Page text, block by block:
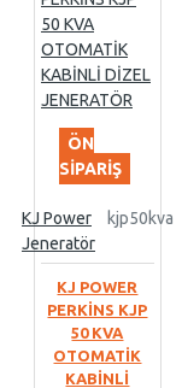
ÖN
SIPARIŞ
KJ Power
Jeneratör
kjp50kva
KJ POWER
PERKİNS KJP
50 KVA
OTOMATİK
KABİNLİ